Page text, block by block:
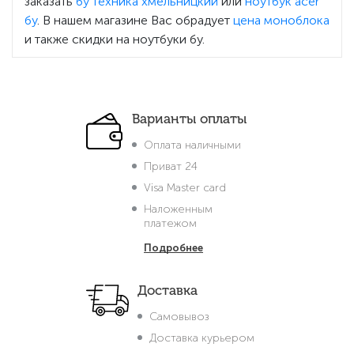
бу. В нашем магазине Вас обрадует цена моноблока
и также скидки на ноутбуки бу.
Варианты оплаты
Оплата наличными
Приват 24
Visa Master card
Наложенным
платежом
Подробнее
Доставка
Самовывоз
Доставка курьером